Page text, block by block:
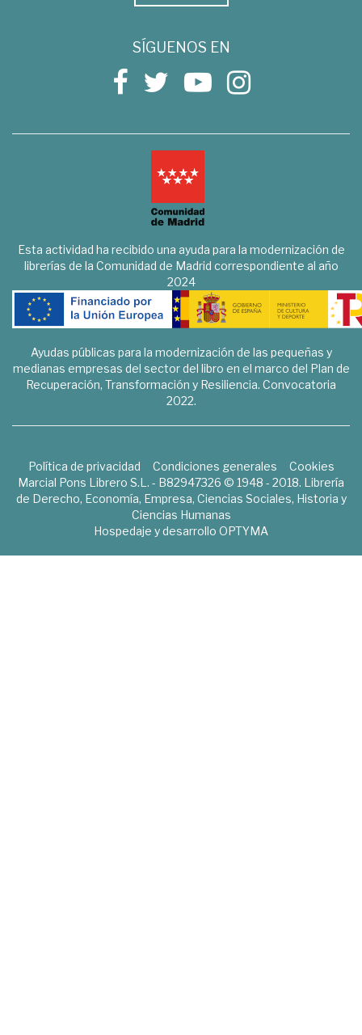
SÍGUENOS EN
Esta actividad ha recibido una ayuda para la modernización de
librerías de la Comunidad de Madrid correspondiente al año
2024
Ayudas públicas para la modernización de las pequeñas y
medianas empresas del sector del libro en el marco del Plan de
Recuperación, Transformación y Resiliencia. Convocatoria
2022.
Política de privacidad Condiciones generales
Cookies
Marcial Pons Librero S.L. - B82947326 © 1948 - 2018. Librería
de Derecho, Economía, Empresa, Ciencias Sociales, Historia y
Ciencias Humanas
Hospedaje y desarrollo OPTYMA